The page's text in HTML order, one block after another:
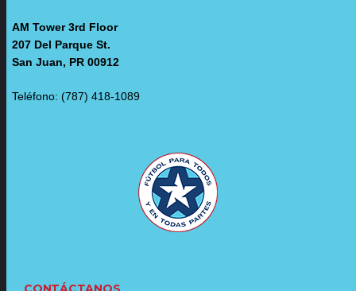
AM Tower 3rd Floor
207 Del Parque St.
San Juan, PR 00912
Teléfono: (787) 418-1089